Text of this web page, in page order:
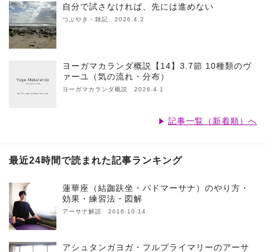
自分で試さなければ、先には進めない
つぶやき・雑記 2026.4.2
ヨーガマカランダ概説【14】3.7節 10種類のヴ
ァーユ（気の流れ・分布）
ヨーガマカランダ概説 2026.4.1
記事一覧（新着順）へ
最近24時間で読まれた記事ランキング
蓮華座（結跏趺坐・パドマーサナ）のやり方・
効果・練習法・図解
アーサナ解説 2016.10.14
アシュタンガヨガ・フルプライマリーのアーサ